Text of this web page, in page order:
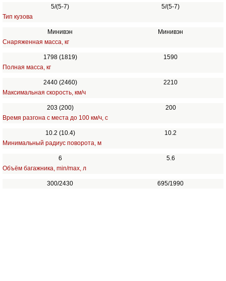
5/(5-7)
5/(5-7)
Тип кузова
Минивэн
Минивэн
Снаряженная масса, кг
1798 (1819)
1590
Полная масса, кг
2440 (2460)
2210
Максимальная скорость, км/ч
203 (200)
200
Время разгона с места до 100 км/ч, с
10.2 (10.4)
10.2
Минимальный радиус поворота, м
6
5.6
Объём багажника, min/max, л
300/2430 695/1990